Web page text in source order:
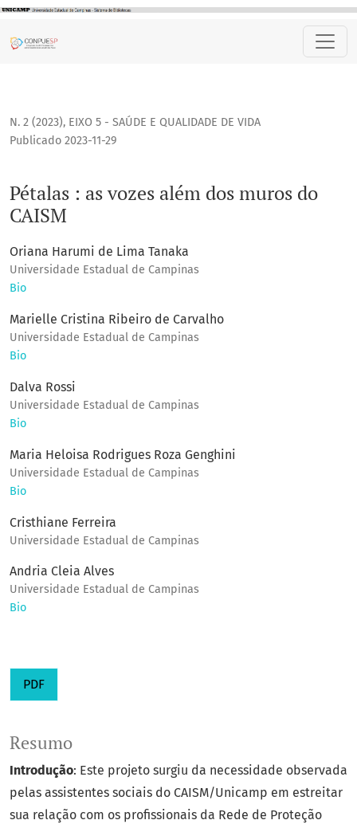
N. 2 (2023), EIXO 5 - SAÚDE E QUALIDADE DE VIDA
Pétalas : as vozes além dos muros do
CAISM
Publicado 2023-11-29
Oriana Harumi de Lima Tanaka
Universidade Estadual de Campinas
Bio
Marielle Cristina Ribeiro de Carvalho
Universidade Estadual de Campinas
Bio
Dalva Rossi
Universidade Estadual de Campinas
Bio
Maria Heloisa Rodrigues Roza Genghini
Universidade Estadual de Campinas
Bio
Cristhiane Ferreira
Universidade Estadual de Campinas
Andria Cleia Alves
Universidade Estadual de Campinas
Bio
PDF
Resumo
Introdução: Este projeto surgiu da necessidade observada
pelas assistentes sociais do CAISM/Unicamp em estreitar
sua relação com os profissionais da Rede de Proteção